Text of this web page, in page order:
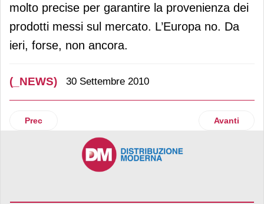
molto precise per garantire la provenienza dei
prodotti messi sul mercato. L’Europa no. Da
ieri, forse, non ancora.
(_NEWS) 30 Settembre 2010
Articolo precedente: Sos
Prec Articolo
Avanti